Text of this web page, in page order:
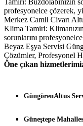
Tamiri: Buzdolabınızın
profesyonelce çözerek,
Merkez Camii Civarı
Klima Tamiri:
sorunlarını
Beyaz Eşya Servisi
Çözümler, Profesyonel
Öne çıkan
GüngörenAltus
Güneştepe